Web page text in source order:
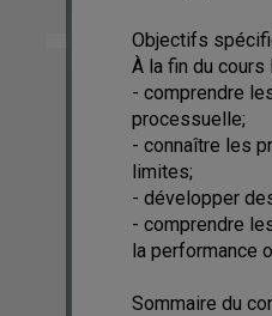
Objectifs
À la fin du cours
- comprendre
processuelle;
- connaître les
limites;
- développer
- comprendre
la performance
Sommaire du